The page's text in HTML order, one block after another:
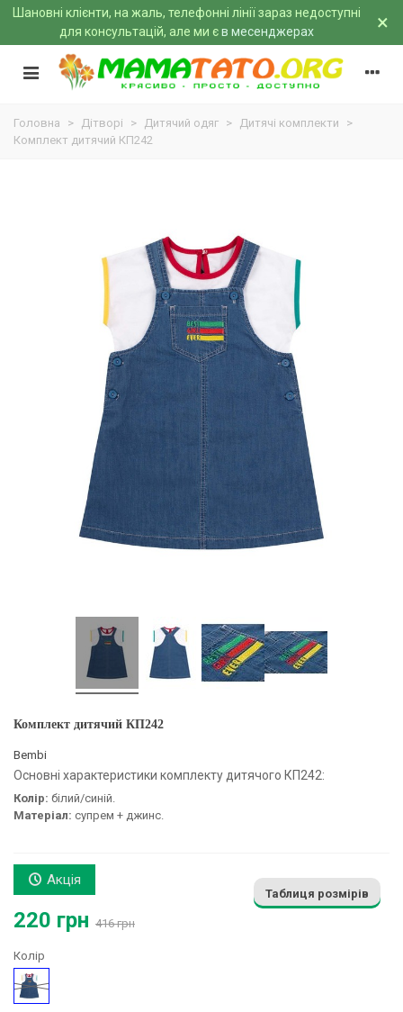
Шановні клієнти, на жаль, телефонні лінії зараз недоступні
для консультацій, але ми єв месенджерах ×
Головна > Дітворі > Дитячий одяг > Дитячі комплекти
>
Комплект дитячий КП242
Комплект дитячий КП242
Bembi
Основні характеристики комплекту дитячого КП242:
Колір: білий/синій.
Матеріал: супрем + джинс.
Акція
220 грн 416 грн
Таблиця розмірів
Колір
Малюнок